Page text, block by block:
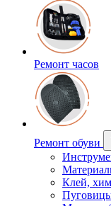
Ремонт часов
Ремонт обуви
Клей,